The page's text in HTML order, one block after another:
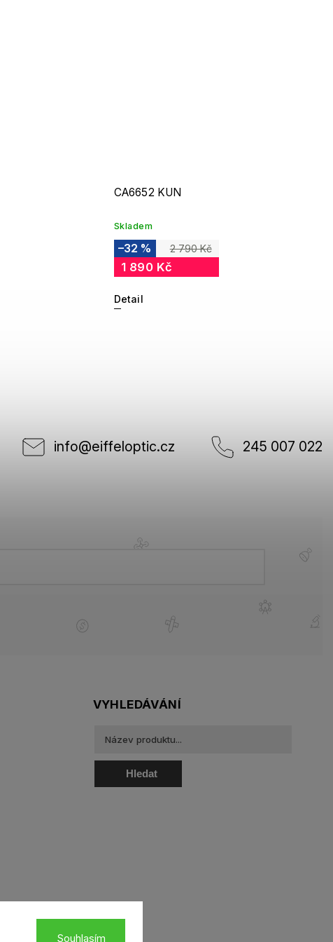
Souhlasím
CA6652 KUN
Skladem
2 790 Kč
–32 %
1 890 Kč
Detail
info@eiffeloptic.cz 245 007 022
VYHLEDÁVÁNÍ
Hledat